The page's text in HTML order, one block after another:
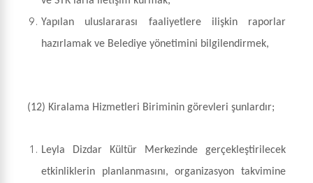
Yapılan uluslararası faaliyetlere ilişkin raporlar
hazırlamak ve Belediye yönetimini bilgilendirmek,
(12) Kiralama Hizmetleri Biriminin görevleri şunlardır;
Leyla Dizdar Kültür Merkezinde gerçekleştirilecek
etkinliklerin planlanmasını, organizasyon takvimine